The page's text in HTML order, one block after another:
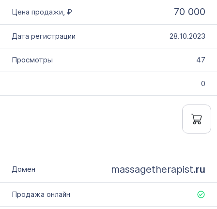
70 000
28.10.2023
47
0
massagetherapist.ru